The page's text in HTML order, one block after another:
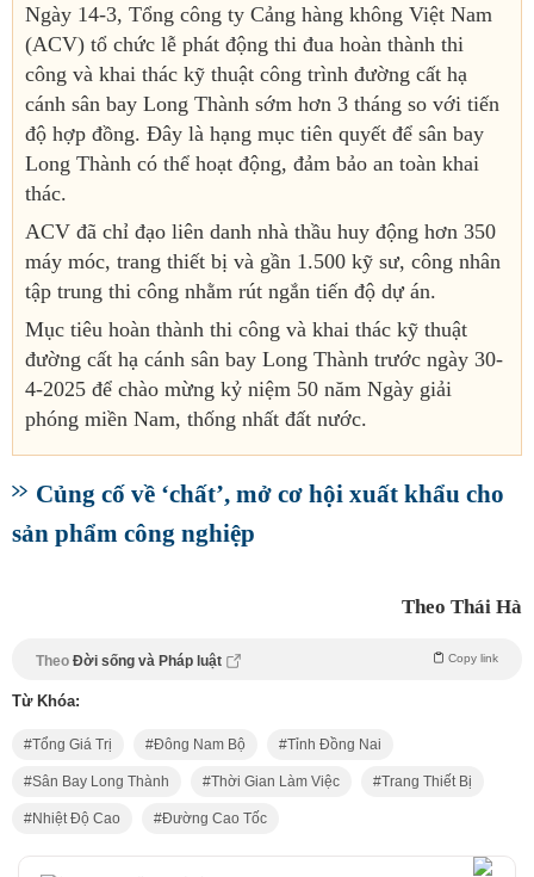
Ngày 14-3, Tổng công ty Cảng hàng không Việt Nam
(ACV) tổ chức lễ phát động thi đua hoàn thành thi
công và khai thác kỹ thuật công trình đường cất hạ
cánh sân bay Long Thành sớm hơn 3 tháng so với tiến
độ hợp đồng. Đây là hạng mục tiên quyết để sân bay
Long Thành có thể hoạt động, đảm bảo an toàn khai
thác.
ACV đã chỉ đạo liên danh nhà thầu huy động hơn 350
máy móc, trang thiết bị và gần 1.500 kỹ sư, công nhân
tập trung thi công nhằm rút ngắn tiến độ dự án.
Mục tiêu hoàn thành thi công và khai thác kỹ thuật
đường cất hạ cánh sân bay Long Thành trước ngày 30-
4-2025 để chào mừng kỷ niệm 50 năm Ngày giải
phóng miền Nam, thống nhất đất nước.
Củng cố về ‘chất’, mở cơ hội xuất khẩu cho
sản phẩm công nghiệp
Theo Thái Hà
Theo Đời sống và Pháp luật Copy link
Từ Khóa:
Tổng Giá Trị Đông Nam Bộ Tỉnh Đồng Nai
Sân Bay Long Thành Thời Gian Làm Việc Trang Thiết Bị
Nhiệt Độ Cao Đường Cao Tốc